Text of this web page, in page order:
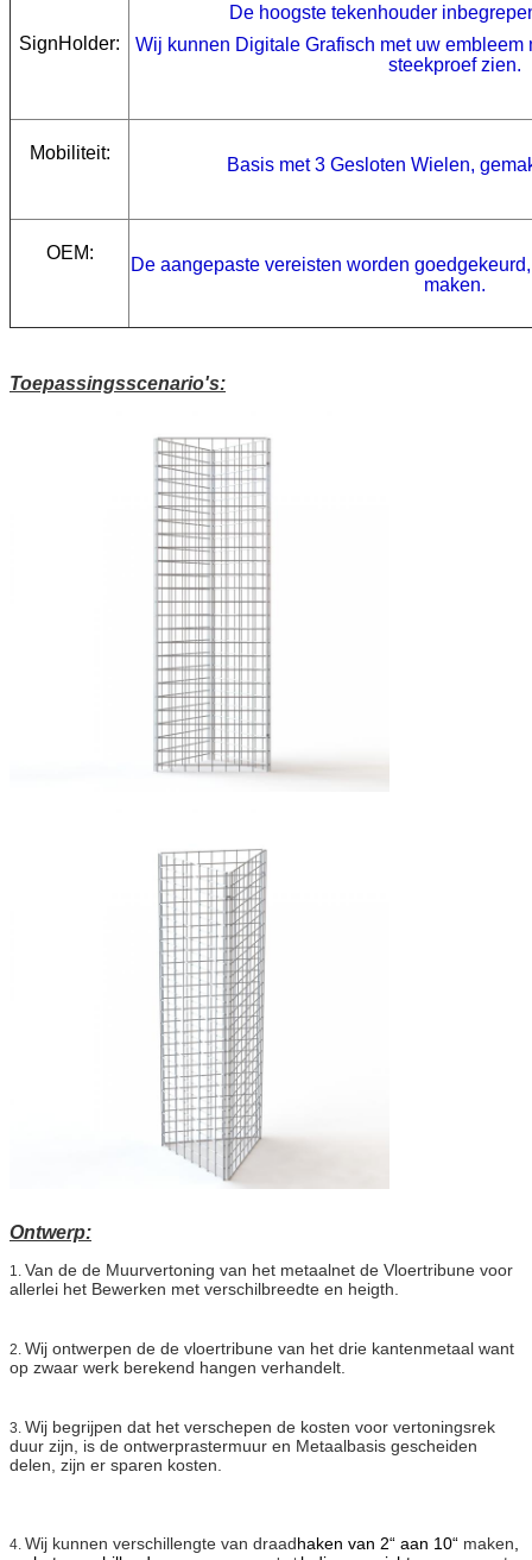
SignHolder:
De hoogste tekenhouder
Wij kunnen Digitale Grafisch met uw embleem
steekproef zien.
Mobiliteit:
Basis met 3 Gesloten Wielen,
OEM:
De aangepaste vereisten worden
maken.
Toepassingsscenario's:
Ontwerp:
1. Van de de Muurvertoning van het metaalnet de Vloertribune voor
allerlei het Bewerken met verschilbreedte en heigth.
2. Wij ontwerpen de de vloertribune van het drie kantenmetaal want
op zwaar werk berekend hangen verhandelt.
3. Wij begrijpen dat het verschepen de kosten voor vertoningsrek
duur zijn, is de ontwerprastermuur en Metaalbasis gescheiden
delen, zijn er sparen kosten.
4. Wij kunnen verschillengte van draadhaken van 2“ aan 10“ maken